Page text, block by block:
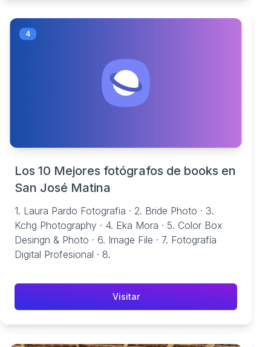
4
Los 10 Mejores fotógrafos de books en
San José Matina
1. Laura Pardo Fotografia · 2. Bride Photo · 3.
Kchg Photography · 4. Eka Mora · 5. Color Box
Desingn & Photo · 6. Image File · 7. Fotografía
Digital Profesional · 8.
Visitar